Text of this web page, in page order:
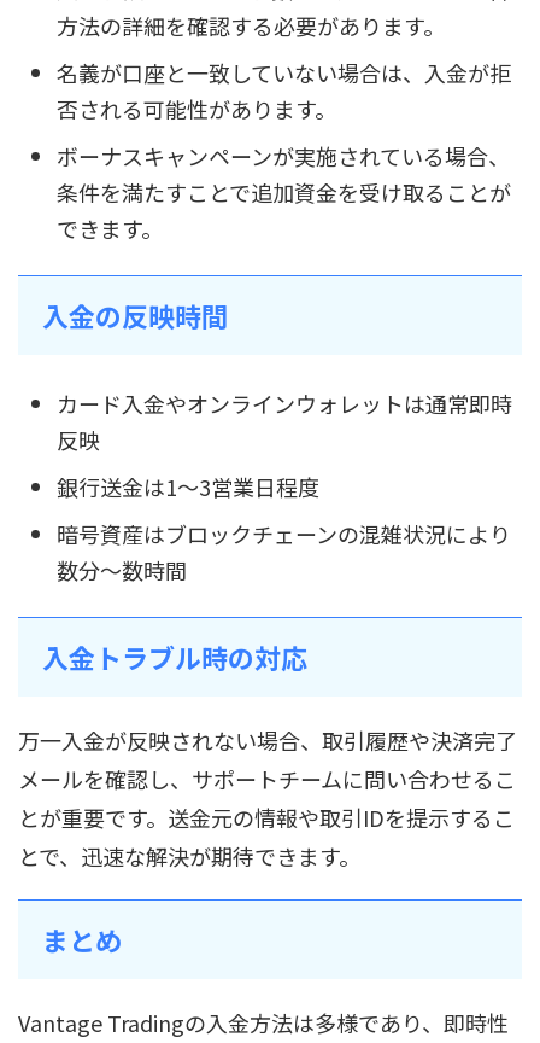
方法の詳細を確認する必要があります。
名義が口座と一致していない場合は、入金が拒
否される可能性があります。
ボーナスキャンペーンが実施されている場合、
条件を満たすことで追加資金を受け取ることが
できます。
入金の反映時間
カード入金やオンラインウォレットは通常即時
反映
銀行送金は1〜3営業日程度
暗号資産はブロックチェーンの混雑状況により
数分〜数時間
入金トラブル時の対応
万一入金が反映されない場合、取引履歴や決済完了
メールを確認し、サポートチームに問い合わせるこ
とが重要です。送金元の情報や取引IDを提示するこ
とで、迅速な解決が期待できます。
まとめ
Vantage Tradingの入金方法は多様であり、即時性